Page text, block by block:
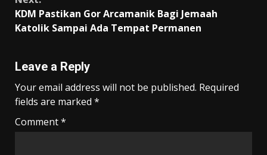
KDM Pastikan Gor Arcamanik Bagi Jemaah
Katolik Sampai Ada Tempat Permanen
Leave a Reply
Your email address will not be published. Required
fields are marked *
Comment*